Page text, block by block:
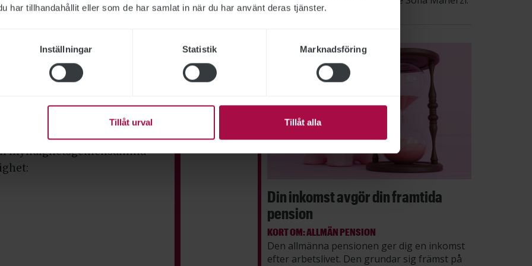
har tillhandahållit eller som de har samlat in när du har använt deras tjänster.
Inställningar Statistik Marknadsföring
Tillåt urval Tillåt alla
mot aktörerna i våldsvågen,
till detta. Samtidigt var
regionala insatser, som ökade
satsningen
myndighetsgemensamma
Din inkomst avgör din framtida
pension
KORT OM: ALLMÄN PENSION
Den allmänna pensionen ger dig en inkomst
efter arbetslivet. Den grundar sig främst på